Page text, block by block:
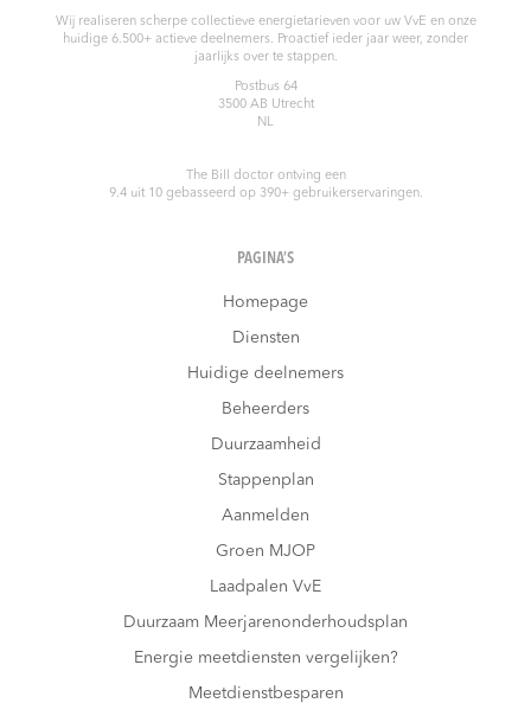
Wij realiseren scherpe collectieve energietarieven voor uw VvE en onze
huidige 6.500+ actieve deelnemers. Proactief ieder jaar weer, zonder
jaarlijks over te stappen.
Postbus 64
3500 AB Utrecht
NL
The Bill doctorontving een
9.4uit 10gebasseerd op 390+ gebruikerservaringen.
PAGINA’S
Homepage
Diensten
Huidige deelnemers
Beheerders
Duurzaamheid
Stappenplan
Aanmelden
Groen MJOP
Laadpalen VvE
Duurzaam Meerjarenonderhoudsplan
Energie meetdiensten vergelijken?
Meetdienstbesparen